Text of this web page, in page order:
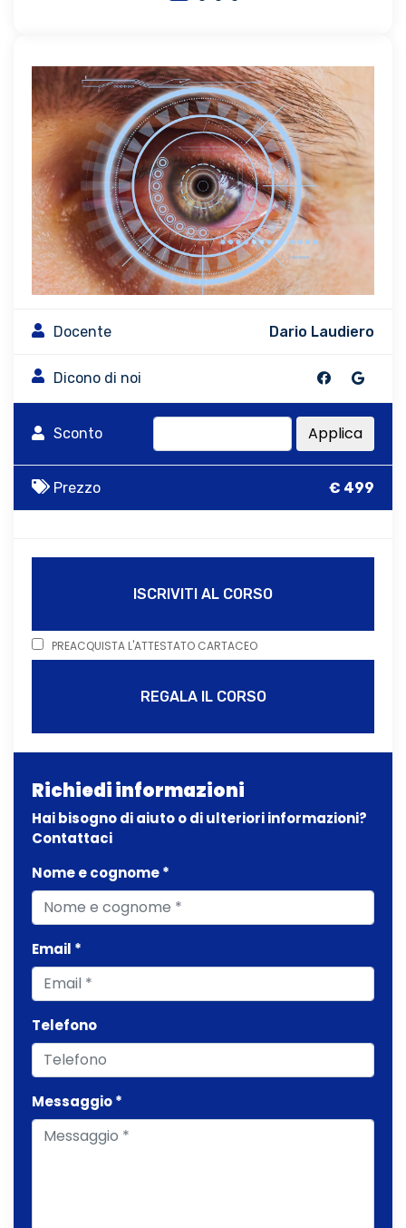
Docente Dario Laudiero
Dicono di noi
Sconto Applica
Prezzo € 499
ISCRIVITI AL CORSO
PREACQUISTA L'ATTESTATO CARTACEO
REGALA IL CORSO
Richiedi informazioni
Hai bisogno di aiuto o di ulteriori informazioni?
Contattaci
Nome e cognome *
Email *
Telefono
Messaggio *